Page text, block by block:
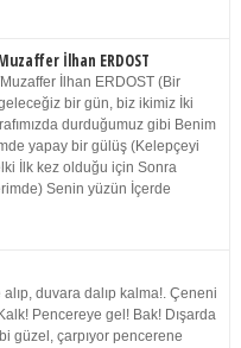
İlhan ERDOST
İlhan ERDOST (Bir
bir gün, biz ikimiz İki
durduğumuz gibi Benim
yapay bir gülüş (Kelepçeyi
İlk kez olduğu için Sonra
Senin yüzün İçerde
duvara dalıp kalma!. Çeneni
Pencereye gel! Bak! Dışarda
güzel, çarpıyor pencerene